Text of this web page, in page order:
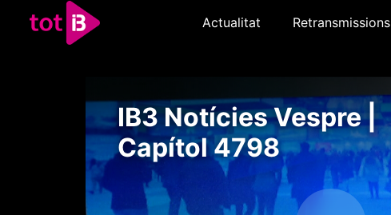
Actualitat Retransmissions
IB3 Notícies Vespre |
Capítol 4798